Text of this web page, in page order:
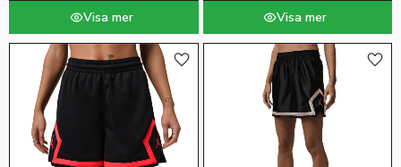
Lägg till i favoriter